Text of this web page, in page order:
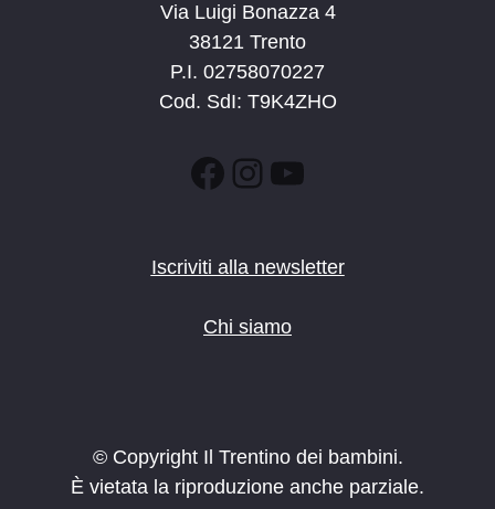
Via Luigi Bonazza 4
38121 Trento
P.I. 02758070227
Cod. SdI: T9K4ZHO
Facebook
Instagram
YouTube
Iscriviti alla newsletter
Chi siamo
© Copyright Il Trentino dei bambini.
È vietata la riproduzione anche parziale.